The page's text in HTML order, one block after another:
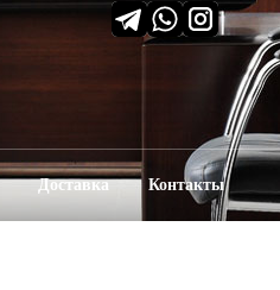
Доставка Контакты